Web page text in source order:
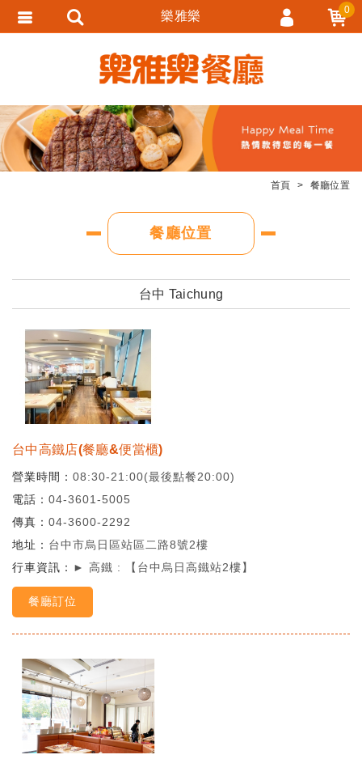
首頁 餐廳位置
餐廳位置
台中 Taichung
台中高鐵店(餐廳&便當櫃)
營業時間
08:30-21:00(最後點餐20:00)
電話
04-3601-5005
傳真
04-3600-2292
地址
台中市烏日區站區二路8號2樓
行車資訊
► 高鐵 : 【台中烏日高鐵站2樓】
餐廳訂位
樂雅樂 0
會員註冊
忘記密碼
訂單查詢
追蹤清單